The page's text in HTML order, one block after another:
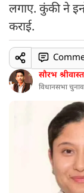
लगाए. कुंकी ने
कराई.
सौरभ
विधानसभा चुनाव